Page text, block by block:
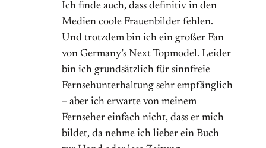
Ich finde auch, dass definitiv in den
Medien coole Frauenbilder fehlen.
Und trotzdem bin ich ein großer Fan
von Germany’s Next Topmodel. Leider
bin ich grundsätzlich für sinnfreie
Fernsehunterhaltung sehr empfänglich
– aber ich erwarte von meinem
Fernseher einfach nicht, dass er mich
bildet, da nehme ich lieber ein Buch